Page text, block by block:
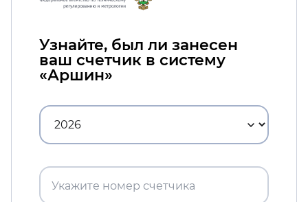
Узнайте, был ли занесен
ваш счетчик в систему
«Аршин»